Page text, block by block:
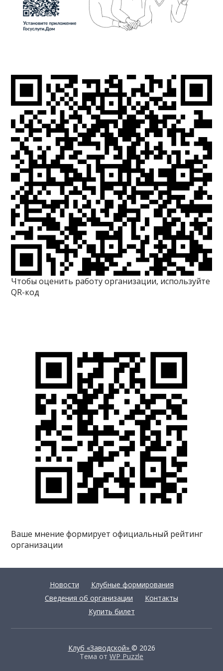
Чтобы оценить работу организации, используйте
QR-код
Ваше мнение формирует официальный рейтинг
организации
Новости
Клубные формирования
Сведения об организации
Контакты
Купить билет
Клуб «Заводской» © 2026
Тема от WP Puzzle